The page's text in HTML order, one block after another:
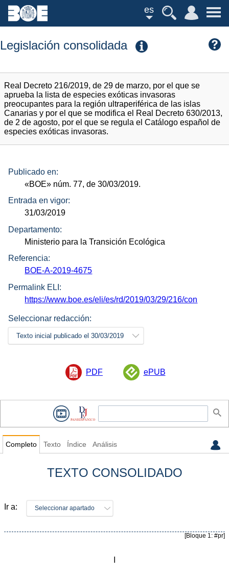
es
Legislación consolidada
Real Decreto 216/2019, de 29 de marzo, por el que se
aprueba la lista de especies exóticas invasoras
preocupantes para la región ultraperiférica de las islas
Canarias y por el que se modifica el Real Decreto 630/2013,
de 2 de agosto, por el que se regula el Catálogo español de
especies exóticas invasoras.
Publicado en:
«BOE» núm. 77, de 30/03/2019.
Entrada en vigor:
31/03/2019
Departamento:
Ministerio para la Transición Ecológica
Referencia:
BOE-A-2019-4675
Permalink ELI:
https://www.boe.es/eli/es/rd/2019/03/29/216/con
Seleccionar redacción:
Texto inicial publicado el 30/03/2019
PDF ePUB
Completo Texto Índice Análisis
TEXTO CONSOLIDADO
Ir a: Seleccionar apartado
[Bloque 1: #pr]